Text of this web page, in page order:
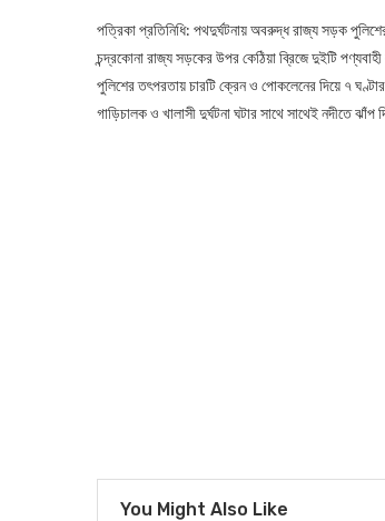
পত্রিকা প্রতিনিধি: পথদুর্ঘটনায় অবরুদ্ধ রাজ্য সড়ক
চন্দ্রকোনা রাজ্য সড়কের উপর কেঠিয়া ব্রিজে দুইটি
পুলিশের তৎপরতায় চারটি ক্রেন ও পোকলেনের দিয়ে ৭
গাড়িচালক ও খালাসী দুর্ঘটনা ঘটার সাথে সাথেই নদীতে
You Might Also Like